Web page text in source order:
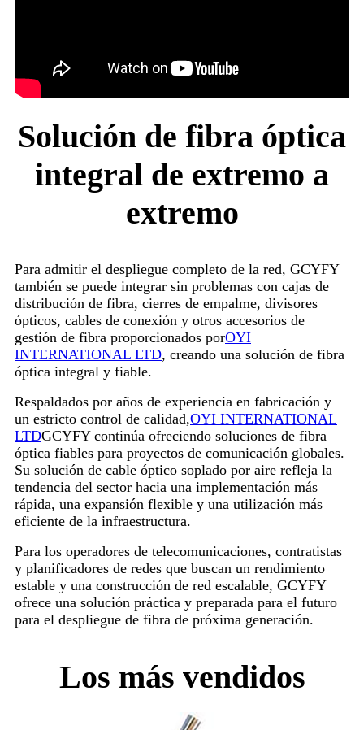
Solución de fibra óptica
integral de extremo a
extremo
Para admitir el despliegue completo de la red, GCYFY
también se puede integrar sin problemas con cajas de
distribución de fibra, cierres de empalme, divisores
ópticos, cables de conexión y otros accesorios de
gestión de fibra proporcionados porOYI
INTERNATIONAL LTD, creando una solución de fibra
óptica integral y fiable.
Respaldados por años de experiencia en fabricación y
un estricto control de calidad,OYI INTERNATIONAL
LTDGCYFY continúa ofreciendo soluciones de fibra
óptica fiables para proyectos de comunicación globales.
Su solución de cable óptico soplado por aire refleja la
tendencia del sector hacia una implementación más
rápida, una expansión flexible y una utilización más
eficiente de la infraestructura.
Para los operadores de telecomunicaciones, contratistas
y planificadores de redes que buscan un rendimiento
estable y una construcción de red escalable, GCYFY
ofrece una solución práctica y preparada para el futuro
para el despliegue de fibra de próxima generación.
Los más vendidos